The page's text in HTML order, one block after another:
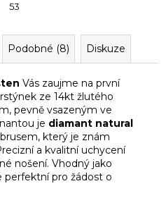
53
Podobné (8) Diskuze
Vás zaujme na první
ze 14kt žlutého
pevně vsazeným ve
je diamant natural
který je znám
a kvalitní uchycení
nošení. Vhodný jako
perfektní pro žádost o